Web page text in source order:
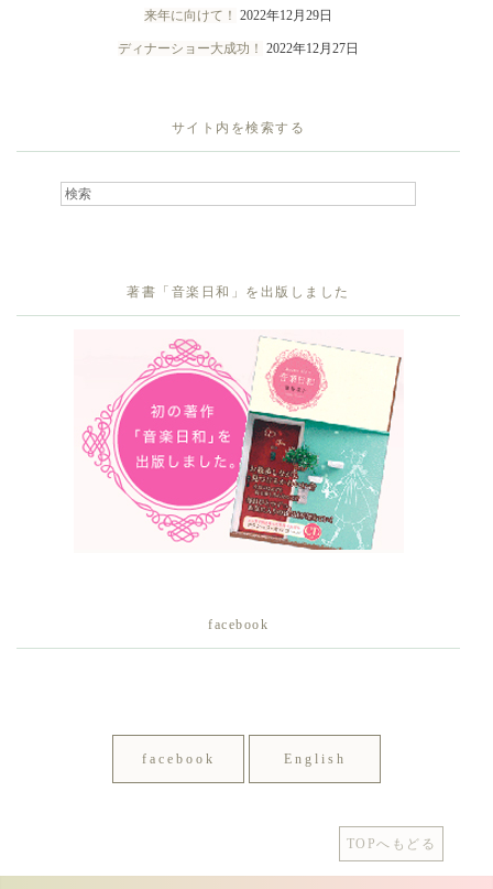
来年に向けて！ 2022年12月29日
ディナーショー大成功！ 2022年12月27日
サイト内を検索する
著書「音楽日和」を出版しました
facebook
facebook English
TOPへもどる